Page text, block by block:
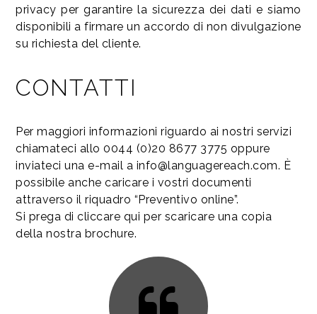
privacy per garantire la sicurezza dei dati e siamo
disponibili a firmare un accordo di non divulgazione
su richiesta del cliente.
CONTATTI
Per maggiori informazioni riguardo ai nostri servizi
chiamateci allo 0044 (0)20 8677 3775 oppure
inviateci una e-mail a info@languagereach.com. È
possibile anche caricare i vostri documenti
attraverso il riquadro “Preventivo online”.
Si prega di cliccare qui per scaricare una copia
della nostra brochure.